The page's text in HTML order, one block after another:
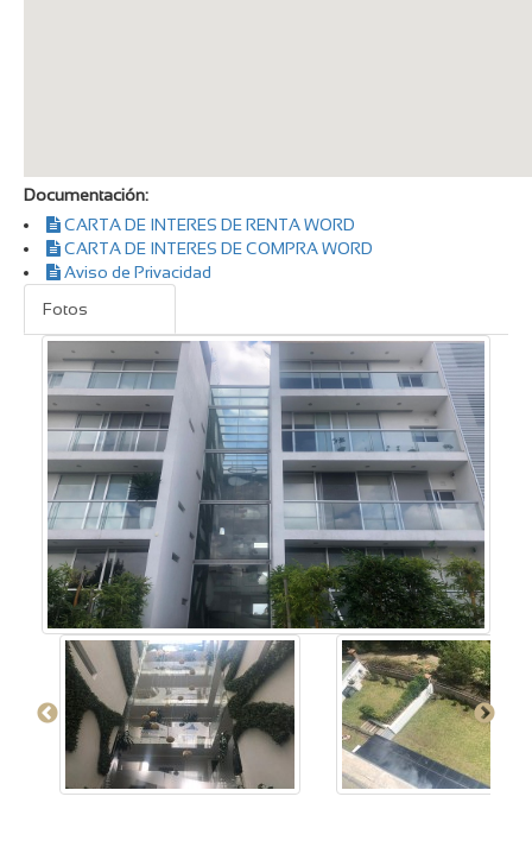
Documentación:
CARTA DE INTERES DE RENTA WORD
CARTA DE INTERES DE COMPRA WORD
Aviso de Privacidad
Fotos